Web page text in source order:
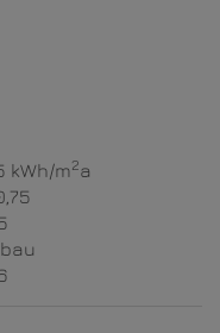
kWh/m2a